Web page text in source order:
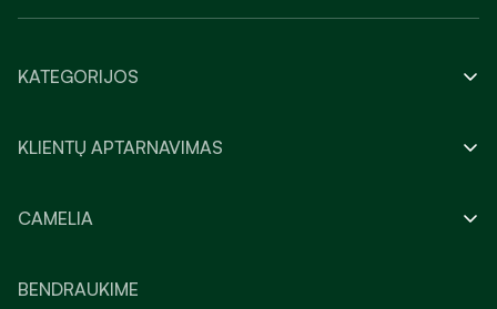
KATEGORIJOS
KLIENTŲ APTARNAVIMAS
CAMELIA
BENDRAUKIME